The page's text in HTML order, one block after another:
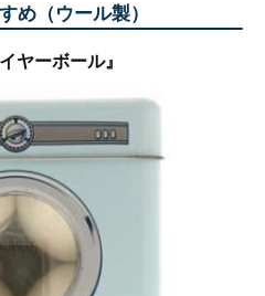
め（ウール製）
ヤーボール』